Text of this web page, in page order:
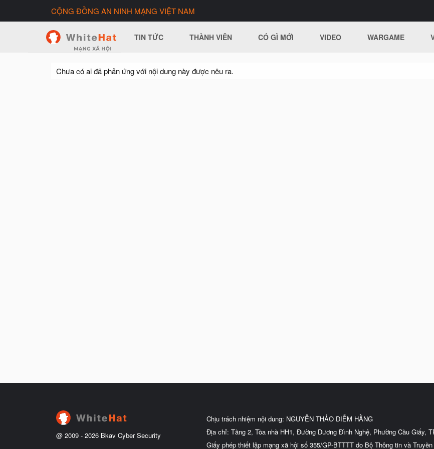
CỘNG ĐỒNG AN NINH MẠNG VIỆT NAM
TIN TỨC THÀNH VIÊN CÓ GÌ MỚI VIDEO WARGAME
Chưa có ai đã phản ứng với nội dung này được nêu ra.
@ 2009 - 2026 Bkav Cyber Security
Chịu trách nhiệm nội dung: NGUYỄN THẢO DIỄM HẰNG
Địa chỉ: Tầng 2, Tòa nhà HH1, Đường Dương Đình Nghệ, Phường Cầu Giấy,
Giấy phép thiết lập mạng xã hội số 355/GP-BTTTT do Bộ Thông tin và